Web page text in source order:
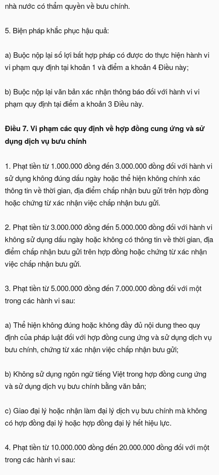
nhà nước có thẩm quyền về bưu chính.
5. Biện pháp khắc phục hậu quả:
a) Buộc nộp lại số lợi bất hợp pháp có được do thực hiện hành vi
vi phạm quy định tại khoản 1 và điểm a khoản 4 Điều này;
b) Buộc nộp lại văn bản xác nhận thông báo đối với hành vi vi
phạm quy định tại điểm a khoản 3 Điều này.
Điều 7. Vi phạm các quy định về hợp đồng cung ứng và sử
dụng dịch vụ bưu chính
1. Phạt tiền từ 1.000.000 đồng đến 3.000.000 đồng đối với hành vi
sử dụng không đúng dấu ngày hoặc thể hiện không chính xác
thông tin về thời gian, địa điểm chấp nhận bưu gửi trên hợp đồng
hoặc chứng từ xác nhận việc chấp nhận bưu gửi.
2. Phạt tiền từ 3.000.000 đồng đến 5.000.000 đồng đối với hành vi
không sử dụng dấu ngày hoặc không có thông tin về thời gian, địa
điểm chấp nhận bưu gửi trên hợp đồng hoặc chứng từ xác nhận
việc chấp nhận bưu gửi.
3. Phạt tiền từ 5.000.000 đồng đến 7.000.000 đồng đối với một
trong các hành vi sau:
a) Thể hiện không đúng hoặc không đầy đủ nội dung theo quy
định của pháp luật đối với hợp đồng cung ứng và sử dụng dịch vụ
bưu chính, chứng từ xác nhận việc chấp nhận bưu gửi;
b) Không sử dụng ngôn ngữ tiếng Việt trong hợp đồng cung ứng
và sử dụng dịch vụ bưu chính bằng văn bản;
c) Giao đại lý hoặc nhận làm đại lý dịch vụ bưu chính mà không
có hợp đồng đại lý hoặc hợp đồng đại lý hết hiệu lực.
4. Phạt tiền từ 10.000.000 đồng đến 20.000.000 đồng đối với một
trong các hành vi sau: